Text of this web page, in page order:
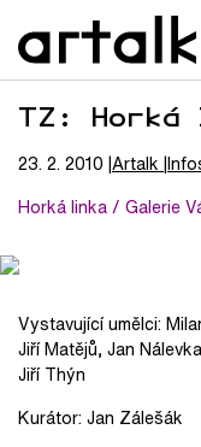
TZ:
23. 2. 2010 Artalk
Horká linka / Galerie
Vystavující umělci:
Jiří Matějů, Jan
Jiří Thýn
Kurátor: Jan Zálešák